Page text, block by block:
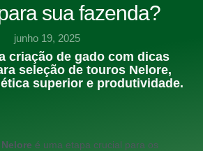
sua fazenda?
junho 19, 2025
criação de gado com dicas
seleção de touros Nelore,
superior e produtividade.
é uma etapa crucial para os